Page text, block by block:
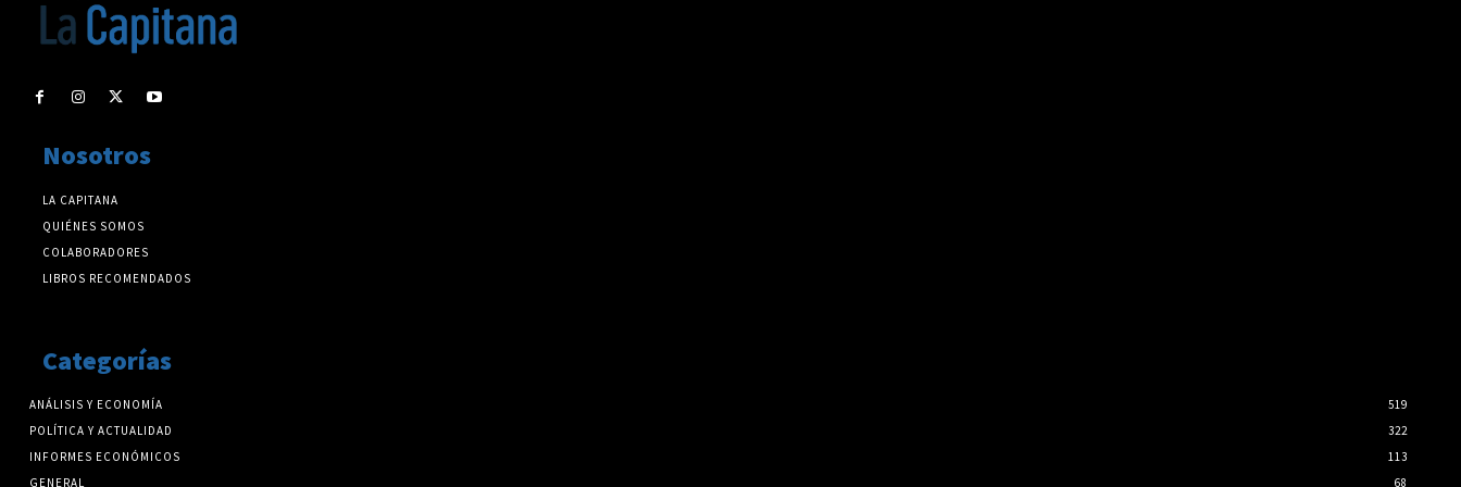
Nosotros
LA CAPITANA
QUIÉNES SOMOS
COLABORADORES
LIBROS RECOMENDADOS
Categorías
ANÁLISIS Y ECONOMÍA
519
POLÍTICA Y ACTUALIDAD
322
INFORMES ECONÓMICOS
113
GENERAL
68